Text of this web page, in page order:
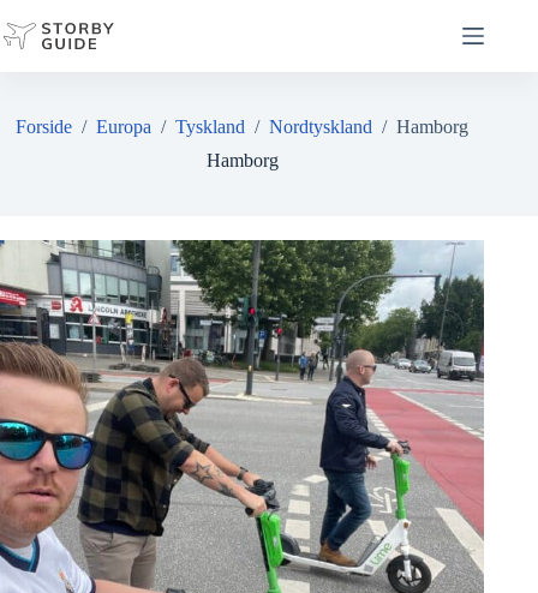
til
indhold
Forside /Europa /Tyskland /Nordtyskland /Hamborg
Hamborg